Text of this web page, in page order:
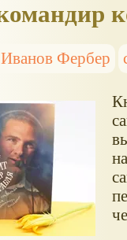
Фербер